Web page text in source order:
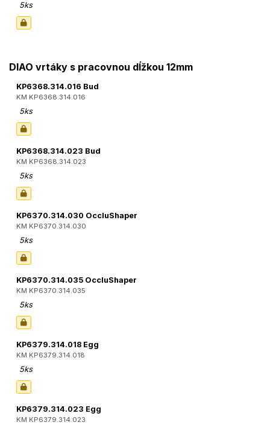
5ks
DIAO vrtáky s pracovnou dĺžkou 12mm
KP6368.314.016 Bud
KM KP6368.314.016
5ks
KP6368.314.023 Bud
KM KP6368.314.023
5ks
KP6370.314.030 OccluShaper
KM KP6370.314.030
5ks
KP6370.314.035 OccluShaper
KM KP6370.314.035
5ks
KP6379.314.018 Egg
KM KP6379.314.018
5ks
KP6379.314.023 Egg
KM KP6379.314.023